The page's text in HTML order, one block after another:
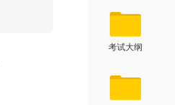
考试大纲